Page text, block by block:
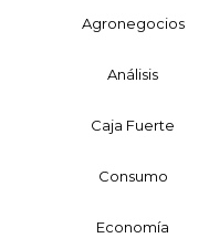
Agronegocios
Análisis
Caja Fuerte
Consumo
Economía